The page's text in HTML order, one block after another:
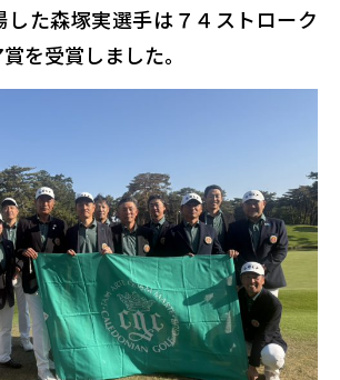
した森塚実選手は７４ストローク
を受賞しました。